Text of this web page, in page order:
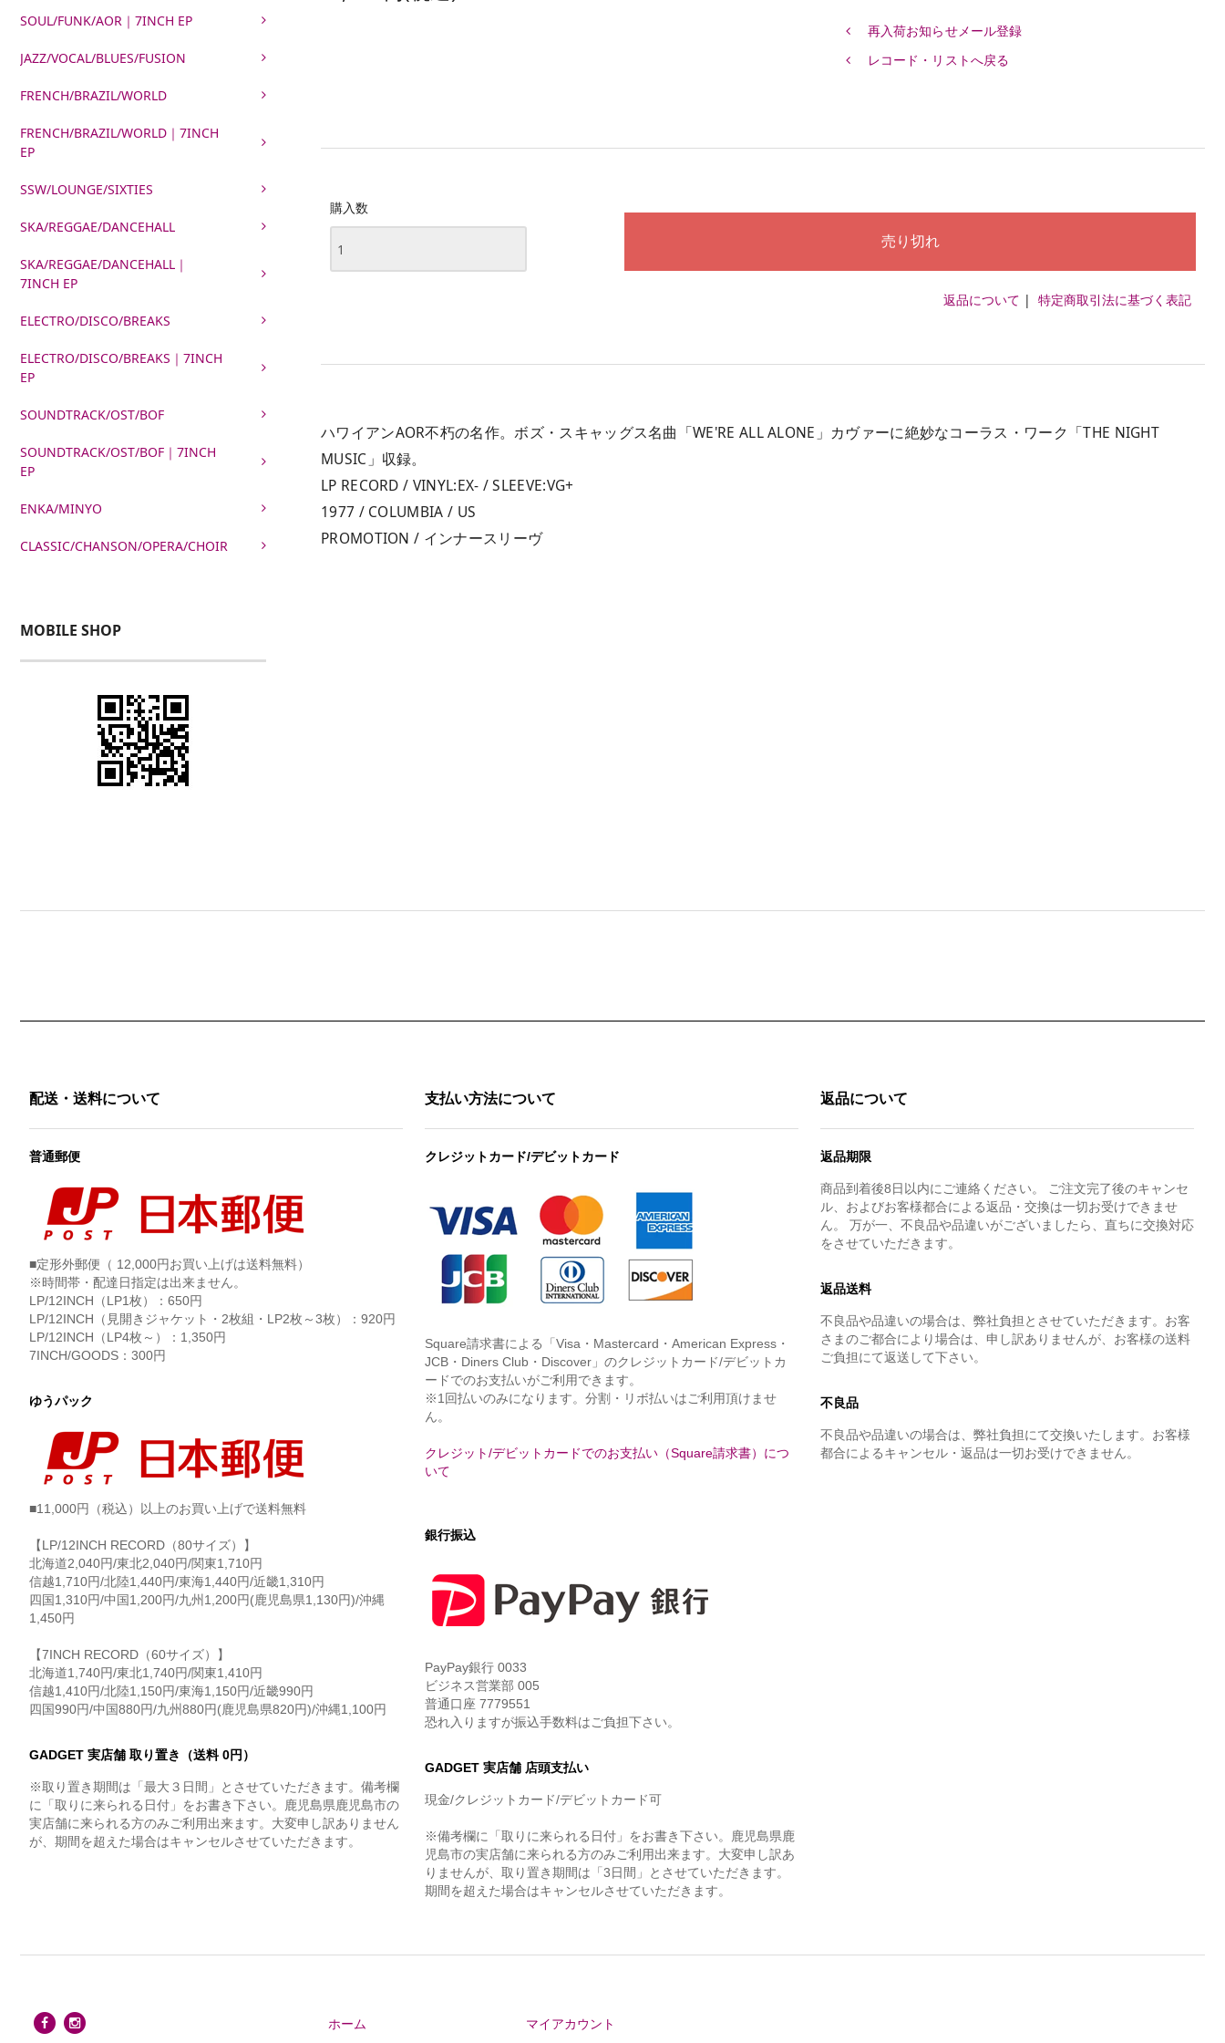
SOUL/FUNK/AOR｜7INCH EP
JAZZ/VOCAL/BLUES/FUSION
FRENCH/BRAZIL/WORLD
FRENCH/BRAZIL/WORLD｜7INCH
EP
SSW/LOUNGE/SIXTIES
SKA/REGGAE/DANCEHALL
SKA/REGGAE/DANCEHALL｜
7INCH EP
ELECTRO/DISCO/BREAKS
ELECTRO/DISCO/BREAKS｜7INCH
EP
SOUNDTRACK/OST/BOF
SOUNDTRACK/OST/BOF｜7INCH
EP
ENKA/MINYO
CLASSIC/CHANSON/OPERA/CHOIR
MOBILE SHOP
再入荷お知らせメール登録
レコード・リストへ戻る
購入数
返品について | 特定商取引法に基づく表記
ハワイアンAOR不朽の名作。ボズ・スキャッグス名曲「WE'RE ALL ALONE」カヴァーに絶妙なコーラス・ワーク「THE NIGHT
MUSIC」収録。
LP RECORD / VINYL:EX- / SLEEVE:VG+
1977 / COLUMBIA / US
PROMOTION / インナースリーヴ
配送・送料について
普通郵便
■定形外郵便（ 12,000円お買い上げは送料無料）
※時間帯・配達日指定は出来ません。
LP/12INCH（LP1枚）：650円
LP/12INCH（見開きジャケット・2枚組・LP2枚～3枚）：920円
LP/12INCH（LP4枚～）：1,350円
7INCH/GOODS：300円
ゆうパック
■11,000円（税込）以上のお買い上げで送料無料
【LP/12INCH RECORD（80サイズ）】
北海道2,040円/東北2,040円/関東1,710円
信越1,710円/北陸1,440円/東海1,440円/近畿1,310円
四国1,310円/中国1,200円/九州1,200円(鹿児島県1,130円)/沖縄
1,450円
【7INCH RECORD（60サイズ）】
北海道1,740円/東北1,740円/関東1,410円
信越1,410円/北陸1,150円/東海1,150円/近畿990円
四国990円/中国880円/九州880円(鹿児島県820円)/沖縄1,100円
GADGET 実店舗 取り置き（送料 0円）
※取り置き期間は「最大３日間」とさせていただきます。備考欄
に「取りに来られる日付」をお書き下さい。鹿児島県鹿児島市の
実店舗に来られる方のみご利用出来ます。大変申し訳ありません
が、期間を超えた場合はキャンセルさせていただきます。
支払い方法について
クレジットカード/デビットカード
Square請求書による「Visa・Mastercard・American Express・
JCB・Diners Club・Discover」のクレジットカード/デビットカ
ードでのお支払いがご利用できます。
※1回払いのみになります。分割・リボ払いはご利用頂けませ
ん。
クレジット/デビットカードでのお支払い（Square請求書）につ
いて
銀行振込
PayPay銀行 0033
ビジネス営業部 005
普通口座 7779551
恐れ入りますが振込手数料はご負担下さい。
GADGET 実店舗 店頭支払い
現金/クレジットカード/デビットカード可
※備考欄に「取りに来られる日付」をお書き下さい。鹿児島県鹿
児島市の実店舗に来られる方のみご利用出来ます。大変申し訳あ
りませんが、取り置き期間は「3日間」とさせていただきます。
期間を超えた場合はキャンセルさせていただきます。
返品について
返品期限
商品到着後8日以内にご連絡ください。 ご注文完了後のキャンセ
ル、およびお客様都合による返品・交換は一切お受けできませ
ん。 万が一、不良品や品違いがございましたら、直ちに交換対応
をさせていただきます。
返品送料
不良品や品違いの場合は、弊社負担とさせていただきます。お客
さまのご都合により場合は、申し訳ありませんが、お客様の送料
ご負担にて返送して下さい。
不良品
不良品や品違いの場合は、弊社負担にて交換いたします。お客様
都合によるキャンセル・返品は一切お受けできません。
ホーム マイアカウント